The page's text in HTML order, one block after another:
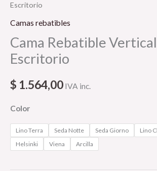
Escritorio
Camas rebatibles
Cama Rebatible
Escritorio
$ 1.564,00 IVA inc.
Color
Lino Terra Seda Notte Seda Giorno Lino
Helsinki
Viena Arcilla